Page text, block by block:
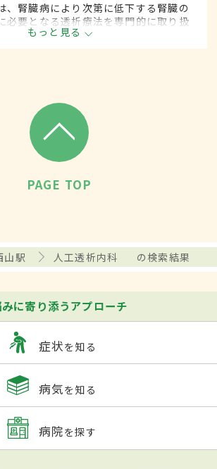
、腎臓病により次第に低下する腎臓の
必要となる透析療法を専門的に取り扱
もっと見る
PAGE TOP
山駅 人工透析内科 の検索結果
に寄り添うアプローチ
症状を知る
病気を知る
病院を探す